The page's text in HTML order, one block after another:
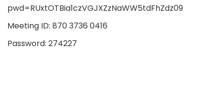
pwd=RUxtOTBia1czVGJXZzNaWW5tdFhZdz09
Meeting ID: 870 3736 0416
Password: 274227